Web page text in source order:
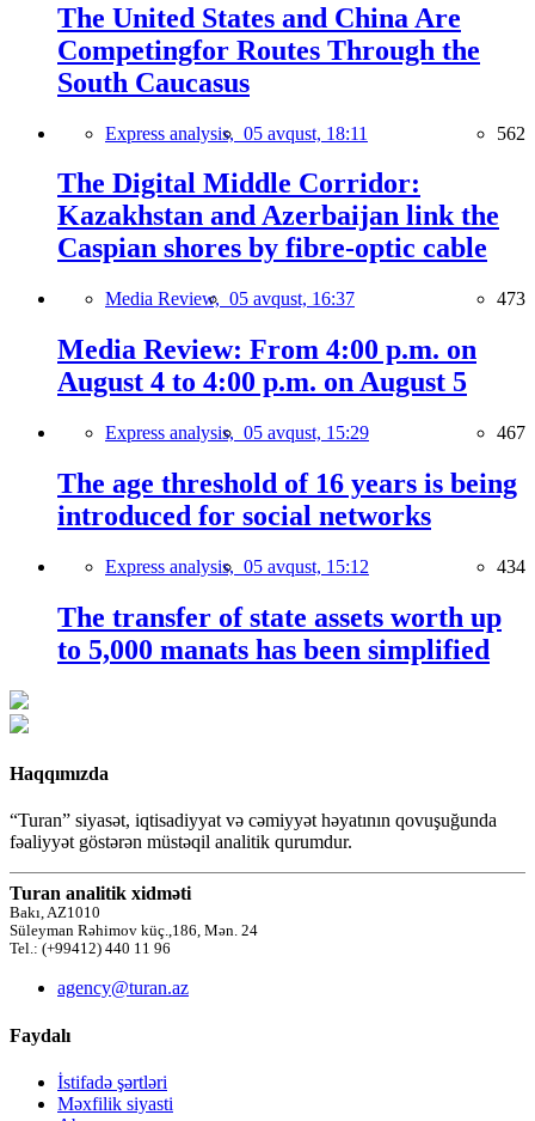
The United States and China Are
Competingfor Routes Through the
South Caucasus
Express analysis, 05 avqust, 18:11 562
The Digital Middle Corridor:
Kazakhstan and Azerbaijan link the
Caspian shores by fibre-optic cable
Media Review, 05 avqust, 16:37 473
Media Review: From 4:00 p.m. on
August 4 to 4:00 p.m. on August 5
Express analysis, 05 avqust, 15:29 467
The age threshold of 16 years is being
introduced for social networks
Express analysis, 05 avqust, 15:12 434
The transfer of state assets worth up
to 5,000 manats has been simplified
Haqqımızda
“Turan” siyasət, iqtisadiyyat və cəmiyyət həyatının qovuşuğunda
fəaliyyət göstərən müstəqil analitik qurumdur.
Turan analitik xidməti
Bakı, AZ1010
Süleyman Rəhimov küç.,186, Mən. 24
Tel.: (+99412) 440 11 96
agency@turan.az
Faydalı
İstifadə şərtləri
Məxfilik siyasti